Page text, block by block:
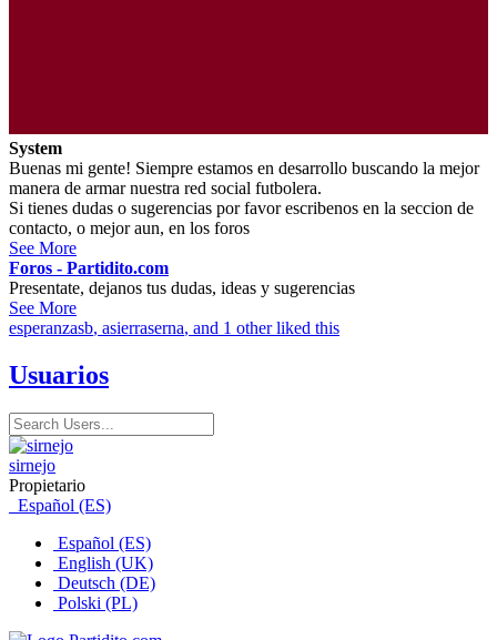
System
Buenas mi gente! Siempre estamos en desarrollo buscando la mejor
manera de armar nuestra red social futbolera.
Si tienes dudas o sugerencias por favor escribenos en la seccion de
contacto, o mejor aun, en los foros
See More
Foros - Partidito.com
Presentate, dejanos tus dudas, ideas y sugerencias
See More
esperanzasb, asierraserna, and 1 other liked this
Usuarios
sirnejo
Propietario
Español (ES)
Español (ES)
English (UK)
Deutsch (DE)
Polski (PL)